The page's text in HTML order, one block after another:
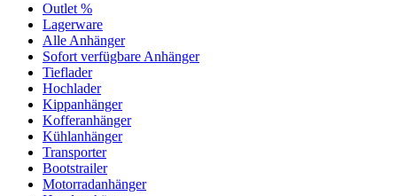
Outlet %
Lagerware
Alle Anhänger
Sofort verfügbare Anhänger
Tieflader
Hochlader
Kippanhänger
Kofferanhänger
Kühlanhänger
Transporter
Bootstrailer
Motorradanhänger